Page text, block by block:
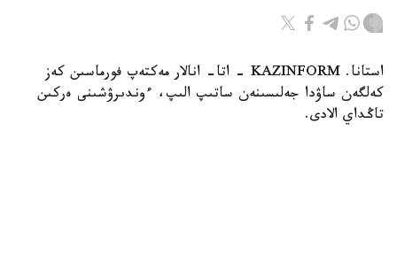
استانا. KAZINFORM - اتا- انالار مەكتەپ فورماسىن كەز
كەلگەن ساۋدا جەلىسىنەن ساتىپ الىپ، ءوندىرۋشىنى ەركىن
تاڭداي الادى.